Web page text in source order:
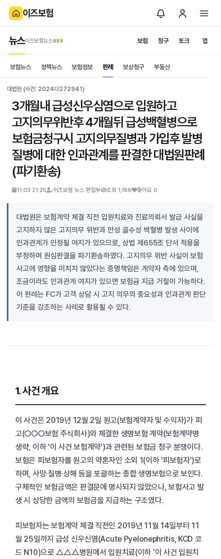
이즈보험
보험 청구
뉴스이즈보험뉴스.RSS 토크 앱
is보험
News
보험뉴스 정책뉴스 보험정보 판례 보상청구 부동산
대법원 (사건: 2024다272941)
3개월내 급성신우심염으로 입원하고
고지의무위반후 4개월뒤 급성백혈병으로
보험금청구시 고지의무질병과 가입후 발병
질병에 대한 인과관계를 판결한 대법원판례
(파기환송)
11.03 21:25 이즈보험 뉴스 편집부 조회 1,166 좋아요 0
대법원은 보험계약 체결 직전 입원치료와 진료의뢰서 발급 사실을
고지하지 않은 고지의무 위반과 만성 골수성 백혈병 발생 사이에
인과관계가 인정될 여지가 있으므로, 상법 제655조 단서 적용을
부정하며 원심판결을 파기환송하였다. 고지의무 위반 사실이 보험
사고에 영향을 미치지 않았다는 증명책임은 계약자 측에 있으며,
조금이라도 인과관계 여지가 있으면 보험금 지급 거절이 가능하다.
이 판례는 FC가 고객 상담 시 고지 의무의 중요성과 인과관계 판단
기준을 강조하는 사례로 활용될 수 있다.
1. 사건 개요
이 사건은 2019년 12월 2일 원고(보험계약자 및 수익자)가 피
고(○○○보험 주식회사)와 체결한 생명보험 계약(보험계약명
생략, 이하 '이 사건 보험계약')과 관련된 보험금 청구 분쟁이다.
보험은 피보험자를 원고의 약혼자인 소외 1(이하 '피보험자')로
하며, 사망·질병·상해 등을 포괄하는 종합 생명보험으로 보인다.
구체적인 보험금액은 판결문에 명시되지 않았으나, 보험사고 발
생 시 상당한 금액의 보험금을 지급하는 구조였다.
피보험자는 보험계약 체결 직전인 2019년 11월 14일부터 11
월 25일까지 급성 신우신염(Acute Pyelonephritis, KCD 코
드 N10)으로 △△△병원에서 입원치료(이하 '이 사건 입원치